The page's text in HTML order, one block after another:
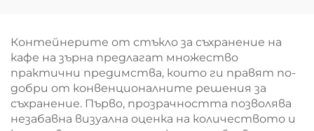
Контейнерите от стъкло за съхранение на
кафе на зърна предлагат множество
практични предимства, които ги правят по-
добри от конвенционалните решения за
съхранение. Първо, прозрачността позволява
незабавна визуална оценка на количеството и